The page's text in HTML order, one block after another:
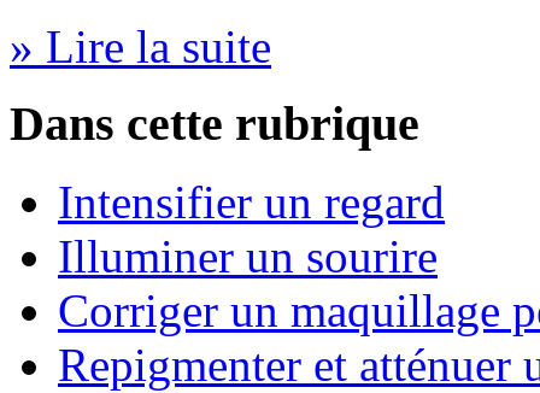
» Lire la suite
Dans cette rubrique
Intensifier un regard
Illuminer un sourire
Corriger un maquillage
Repigmenter et atténuer